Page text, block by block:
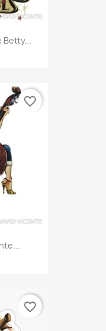
Betty...
favorite_border
favorite_border